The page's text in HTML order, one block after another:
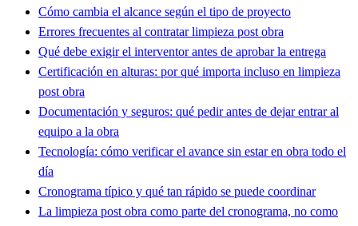
Cómo cambia el alcance según el tipo de proyecto
Errores frecuentes al contratar limpieza post obra
Qué debe exigir el interventor antes de aprobar la entrega
Certificación en alturas: por qué importa incluso en limpieza
post obra
Documentación y seguros: qué pedir antes de dejar entrar al
equipo a la obra
Tecnología: cómo verificar el avance sin estar en obra todo el
día
Cronograma típico y qué tan rápido se puede coordinar
La limpieza post obra como parte del cronograma, no como